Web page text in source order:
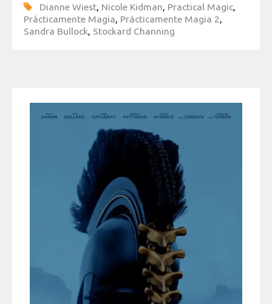
Dianne Wiest, Nicole Kidman, Practical Magic,
Prácticamente Magia, Prácticamente Magia 2,
Sandra Bullock, Stockard Channing